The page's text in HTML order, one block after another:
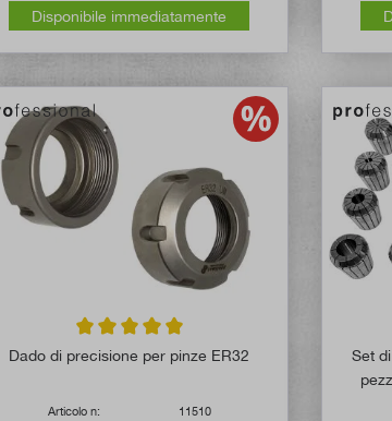
Disponibile immediatamente
Valutazione media di 5 su 5 stelle
Dado di precisione per pinze ER32
Articolo n: 11510
Set